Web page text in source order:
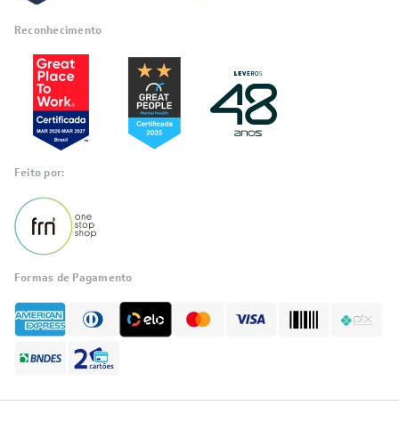
Reconhecimento
Feito por:
Formas de Pagamento
Fale com a LIA